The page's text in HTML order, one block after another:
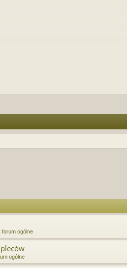
forum ogólne
ogólne